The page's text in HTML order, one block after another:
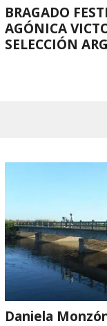
BRAGADO
AGÓNICA
SELECCIÓN
Daniela